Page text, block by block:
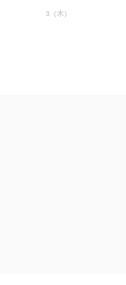
3 （木）